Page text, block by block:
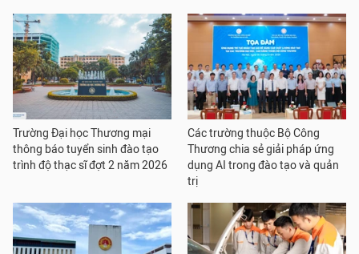
Trường Đại học Thương mại
thông báo tuyển sinh đào tạo
trình độ thạc sĩ đợt 2 năm 2026
Các trường thuộc Bộ Công
Thương chia sẻ giải pháp ứng
dụng AI trong đào tạo và quản
trị